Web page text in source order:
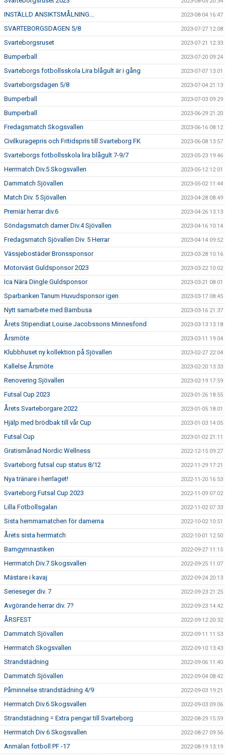
INSTÄLLD ANSIKTSMÅLNING... 2023-08-04 16:47
SVARTEBORGSDAGEN 5/8 2023-07-27 12:08
Svarteborgsruset 2023-07-21 12:33
Bumperball 2023-07-20 09:24
Svarteborgs fotbollsskola Lira blågult är i gång 2023-07-07 13:01
Svarteborgsdagen 5/8 2023-07-04 21:13
Bumperball 2023-07-03 09:29
Bumperball 2023-06-29 21:20
Fredagsmatch Skogsvallen 2023-06-16 08:12
Civilkuragepris och Fritidspris till Svarteborg FK 2023-06-08 13:57
Svarteborgs fotbollsskola lira blågult 7-9/7 2023-05-23 19:46
Herrmatch Div.5 Skogsvallen 2023-05-12 12:01
Dammatch Sjövallen 2023-05-02 11:44
Match Div. 5 Sjövallen 2023-04-28 08:49
Premiär herrar div.6 2023-04-26 13:13
Söndagsmatch damer Div.4 Sjövallen 2023-04-16 10:14
Fredagsmatch Sjövallen Div. 5 Herrar 2023-04-14 09:52
Vässjebostäder Bronssponsor 2023-03-28 10:16
Motorväst Guldsponsor 2023 2023-03-22 10:02
Ica Nära Dingle Guldsponsor 2023-03-21 08:01
Sparbanken Tanum Huvudsponsor igen 2023-03-17 08:45
Nytt samarbete med Bambusa 2023-03-16 21:37
Årets Stipendiat Louise Jacobssons Minnesfond 2023-03-13 13:18
Årsmöte 2023-03-11 19:04
Klubbhuset ny kollektion på Sjövallen 2023-02-27 22:04
Kallelse Årsmöte 2023-02-20 13:33
Renovering Sjövallen 2023-02-19 17:59
Futsal Cup 2023 2023-01-26 18:55
Årets Svarteborgare 2022 2023-01-05 18:01
Hjälp med brödbak till vår Cup 2023-01-03 14:05
Futsal Cup 2023-01-02 21:11
Gratismånad Nordic Wellness 2022-12-15 09:27
Svarteborg futsal cup status 8/12 2022-11-29 17:21
Nya tränare i herrlaget! 2022-11-20 16:53
Svarteborg Futsal Cup 2023 2022-11-09 07:02
Lilla Fotbollsgalan 2022-11-02 07:33
Sista hemmamatchen för damerna 2022-10-02 10:51
Årets sista herrmatch 2022-10-01 12:50
Barngymnastiken 2022-09-27 11:15
Herrmatch Div.7 Skogsvallen 2022-09-25 11:07
Mästare i kavaj 2022-09-24 20:13
Serieseger div. 7 2022-09-23 21:25
Avgörande herrar div. 7? 2022-09-23 14:42
ÅRSFEST 2022-09-12 20:32
Dammatch Sjövallen 2022-09-11 11:53
Herrmatch Skogsvallen 2022-09-10 13:43
Strandstädning 2022-09-06 11:40
Dammatch Sjövallen 2022-09-04 08:42
Påminnelse strandstädning 4/9 2022-09-03 19:21
Herrmatch Div.6 Skogsvallen 2022-09-03 09:06
Strandstädning = Extra pengar till Svarteborg 2022-08-29 15:59
Herrmatch Div 6 Skogsvallen 2022-08-27 09:56
Anmälan fotboll PF -17 2022-08-19 13:19